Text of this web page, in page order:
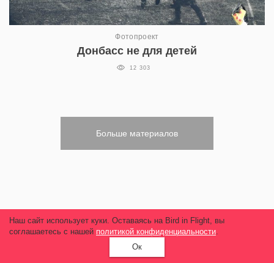
Фотопроект
Донбасс не для детей
12 303
Больше материалов
Наш сайт использует куки. Оставаясь на Bird in Flight, вы
соглашаетесь с нашей политикой конфиденциальности.
Ок